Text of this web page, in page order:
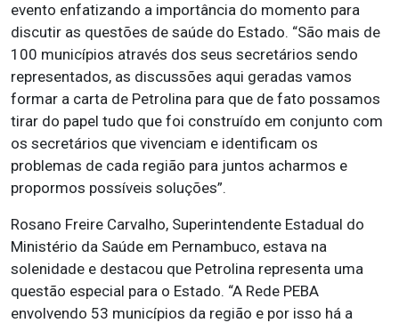
evento enfatizando a importância do momento para
discutir as questões de saúde do Estado. “São mais de
100 municípios através dos seus secretários sendo
representados, as discussões aqui geradas vamos
formar a carta de Petrolina para que de fato possamos
tirar do papel tudo que foi construído em conjunto com
os secretários que vivenciam e identificam os
problemas de cada região para juntos acharmos e
propormos possíveis soluções”.
Rosano Freire Carvalho, Superintendente Estadual do
Ministério da Saúde em Pernambuco, estava na
solenidade e destacou que Petrolina representa uma
questão especial para o Estado. “A Rede PEBA
envolvendo 53 municípios da região e por isso há a